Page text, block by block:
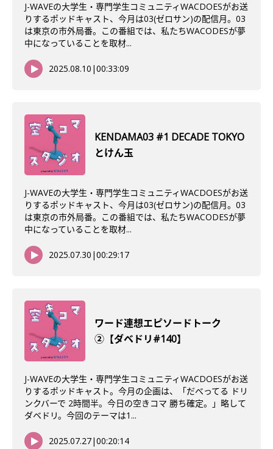
J-WAVEの大学生・専門学生コミュニティWACDOESがお送
りするポッドキャスト、今月は03(ゼロサン)の配信月。03
は東京の市外局番。この番組では、私たちWACODESが夢
中になっていることを取材...
2025.08.10 |00:33:09
KENDAMA03 #1 DECADE TOKYO
とけん玉
J-WAVEの大学生・専門学生コミュニティWACDOESがお送
りするポッドキャスト、今月は03(ゼロサン)の配信月。03
は東京の市外局番。この番組では、私たちWACODESが夢
中になっていることを取材...
2025.07.30 |00:29:17
ワード連想エピソードトーク
②【ダベドリ#140】
J-WAVEの大学生・専門学生コミュニティWACDOESがお送
りするポッドキャスト。今月の企画は、「だべってる ドリ
ンクバーで 2時間半。今日の空きコマ 勝ち確定。」略して
ダベドリ。今回のテーマは1...
2025.07.27|00:20:14